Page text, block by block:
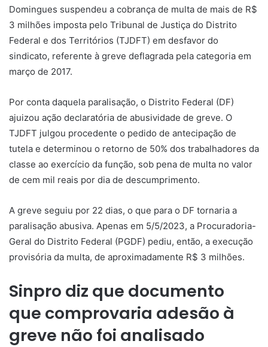
Domingues suspendeu a cobrança de multa de mais de R$
3 milhões imposta pelo Tribunal de Justiça do Distrito
Federal e dos Territórios (TJDFT) em desfavor do
sindicato, referente à greve deflagrada pela categoria em
março de 2017.
Por conta daquela paralisação, o Distrito Federal (DF)
ajuizou ação declaratória de abusividade de greve. O
TJDFT julgou procedente o pedido de antecipação de
tutela e determinou o retorno de 50% dos trabalhadores da
classe ao exercício da função, sob pena de multa no valor
de cem mil reais por dia de descumprimento.
A greve seguiu por 22 dias, o que para o DF tornaria a
paralisação abusiva. Apenas em 5/5/2023, a Procuradoria-
Geral do Distrito Federal (PGDF) pediu, então, a execução
provisória da multa, de aproximadamente R$ 3 milhões.
Sinpro diz que documento
que comprovaria adesão à
greve não foi analisado